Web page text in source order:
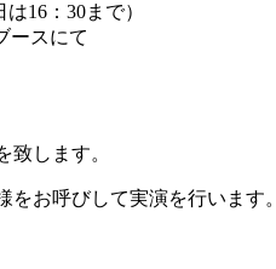
16：30まで）
スにて
します。
お呼びして実演を行います。